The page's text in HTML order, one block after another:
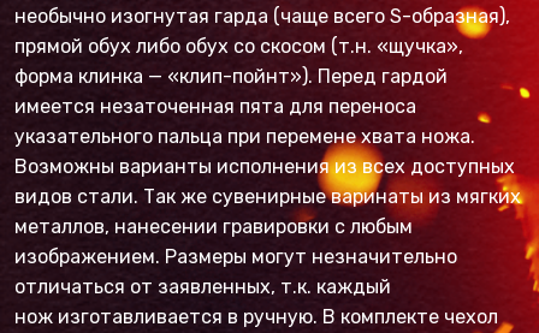
необычно изогнутая гарда (чаще всего S-образная),
прямой обух либо обух со скосом (т.н. «щучка»,
форма клинка — «клип-пойнт»). Перед гардой
имеется незаточенная пята для переноса
указательного пальца при перемене хвата ножа.
Возможны варианты исполнения из всех доступных
видов стали. Так же сувенирные варинаты из мягких
металлов, нанесении гравировки с любым
изображением. Размеры могут незначительно
отличаться от заявленных, т.к. каждый
нож изготавливается в ручную. В комплекте чехол